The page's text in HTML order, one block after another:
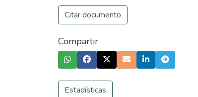
Citar documento
Compartir
Estadísticas